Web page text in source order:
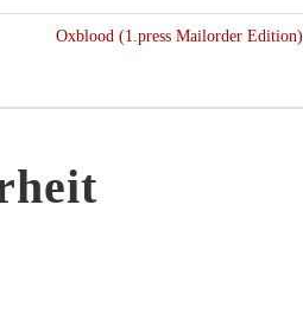
Oxblood (1.press Mailorder Edition)